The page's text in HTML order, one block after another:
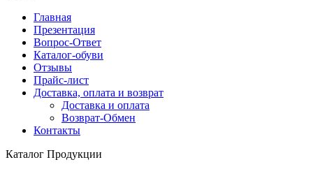
Главная
Презентация
Вопрос-Ответ
Каталог-обуви
Отзывы
Прайс-лист
Доставка, оплата и возврат
Доставка и оплата
Возврат-Обмен
Контакты
Каталог Продукции